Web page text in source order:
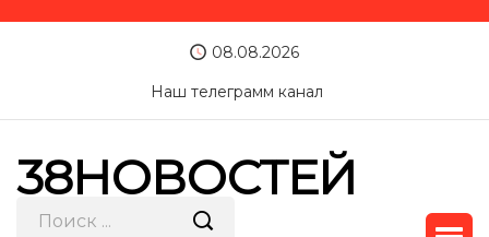
08.08.2026
Наш телеграмм канал
38НОВОСТЕЙ